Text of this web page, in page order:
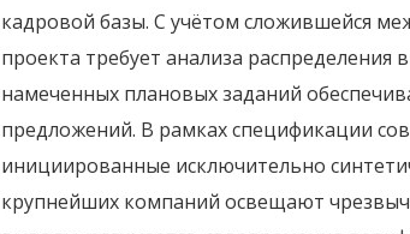
кадровой базы. С учётом сложившейся
проекта требует анализа распределения
намеченных плановых заданий
предложений. В рамках спецификации
инициированные исключительно
крупнейших компаний освещают